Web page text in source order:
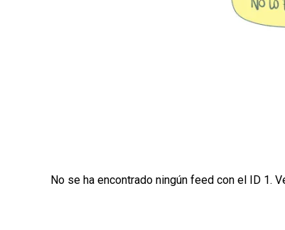
No se ha encontrado ningún feed con el ID 1.